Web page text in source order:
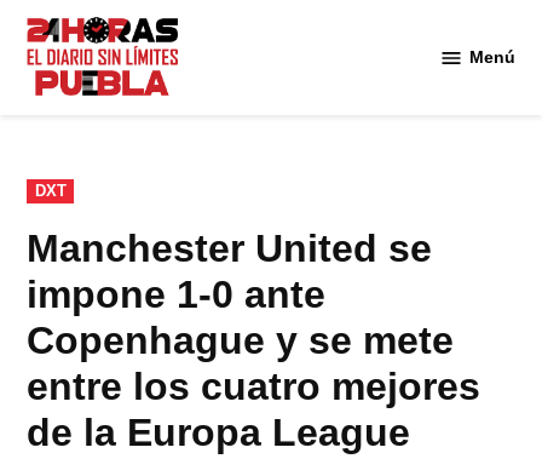
Saltar
contenido
Menú
PUBLICADO
EN
DXT
Manchester United se
impone 1-0 ante
Copenhague y se mete
entre los cuatro mejores
de la Europa League